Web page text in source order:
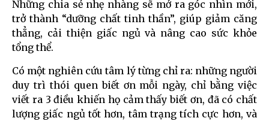
Những chia sẻ nhẹ nhàng sẽ mở ra góc nhìn mới,
trở thành “dưỡng chất tinh thần”, giúp giảm căng
thẳng, cải thiện giấc ngủ và nâng cao sức khỏe
tổng thể.
Có một nghiên cứu tâm lý từng chỉ ra: những người
duy trì thói quen biết ơn mỗi ngày, chỉ bằng việc
viết ra 3 điều khiến họ cảm thấy biết ơn, đã có chất
lượng giấc ngủ tốt hơn, tâm trạng tích cực hơn, và